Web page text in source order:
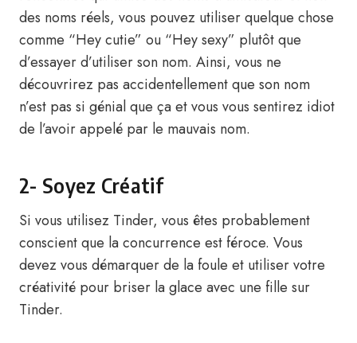
des noms réels, vous pouvez utiliser quelque chose
comme “Hey cutie” ou “Hey sexy” plutôt que
d’essayer d’utiliser son nom. Ainsi, vous ne
découvrirez pas accidentellement que son nom
n’est pas si génial que ça et vous vous sentirez idiot
de l’avoir appelé par le mauvais nom.
2- Soyez Créatif
Si vous utilisez Tinder, vous êtes probablement
conscient que la concurrence est féroce. Vous
devez vous démarquer de la foule et utiliser votre
créativité pour briser la glace avec une fille sur
Tinder.